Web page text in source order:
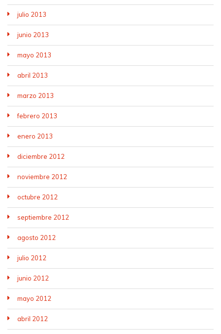
julio 2013
junio 2013
mayo 2013
abril 2013
marzo 2013
febrero 2013
enero 2013
diciembre 2012
noviembre 2012
octubre 2012
septiembre 2012
agosto 2012
julio 2012
junio 2012
mayo 2012
abril 2012